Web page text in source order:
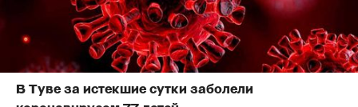
В Туве за истекшие сутки заболели